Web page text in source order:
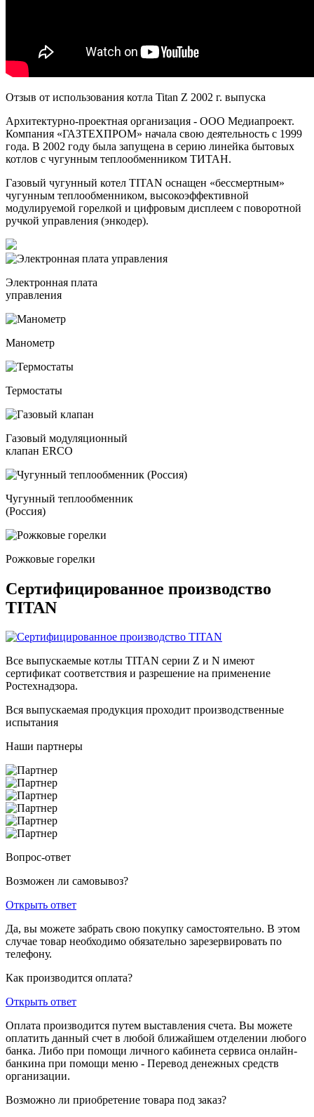
Отзыв от использования котла Titan Z 2002 г. выпуска
Архитектурно-проектная организация - ООО Медиапроект.
Компания «ГАЗТЕХПРОМ» начала свою деятельность с 1999
года. В 2002 году была запущена в серию линейка бытовых
котлов с чугунным теплообменником ТИТАН.
Газовый чугунный котел TITAN оснащен «бессмертным»
чугунным теплообменником, высокоэффективной
модулируемой горелкой и цифровым дисплеем с поворотной
ручкой управления (энкодер).
Электронная плата
управления
Манометр
Термостаты
Газовый модуляционный
клапан ERCO
Чугунный теплообменник
(Россия)
Рожковые горелки
Сертифицированное производство
TITAN
Все выпускаемые котлы TITAN серии Z и N имеют
сертификат соответствия и разрешение на применение
Ростехнадзора.
Вся выпускаемая продукция проходит производственные
испытания
Наши партнеры
Вопрос-ответ
Возможен ли самовывоз?
Открыть ответ
Да, вы можете забрать свою покупку самостоятельно. В этом
случае товар необходимо обязательно зарезервировать по
телефону.
Как производится оплата?
Открыть ответ
Оплата производится путем выставления счета. Вы можете
оплатить данный счет в любой ближайшем отделении любого
банка. Либо при помощи личного кабинета сервиса онлайн-
банкина при помощи меню - Перевод денежных средств
организации.
Возможно ли приобретение товара под заказ?